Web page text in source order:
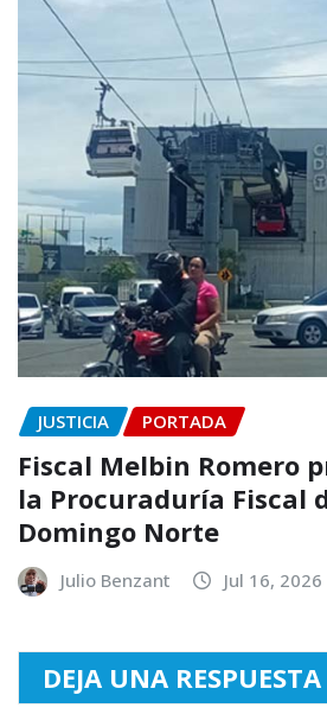
JUSTICIA PORTADA
Fiscal Melbin Romero
la Procuraduría Fiscal
Domingo Norte
Julio Benzant Jul 16, 2026
DEJA UNA RESPUESTA